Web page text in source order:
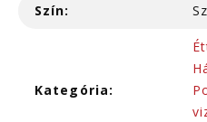
Szín:
Kategória: